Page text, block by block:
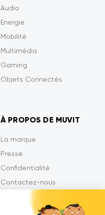
Audio
Energie
Mobilité
Multimédia
Gaming
Objets Connectés
À PROPOS DE MUVIT
La marque
Presse
Confidentialité
Contactez-nous